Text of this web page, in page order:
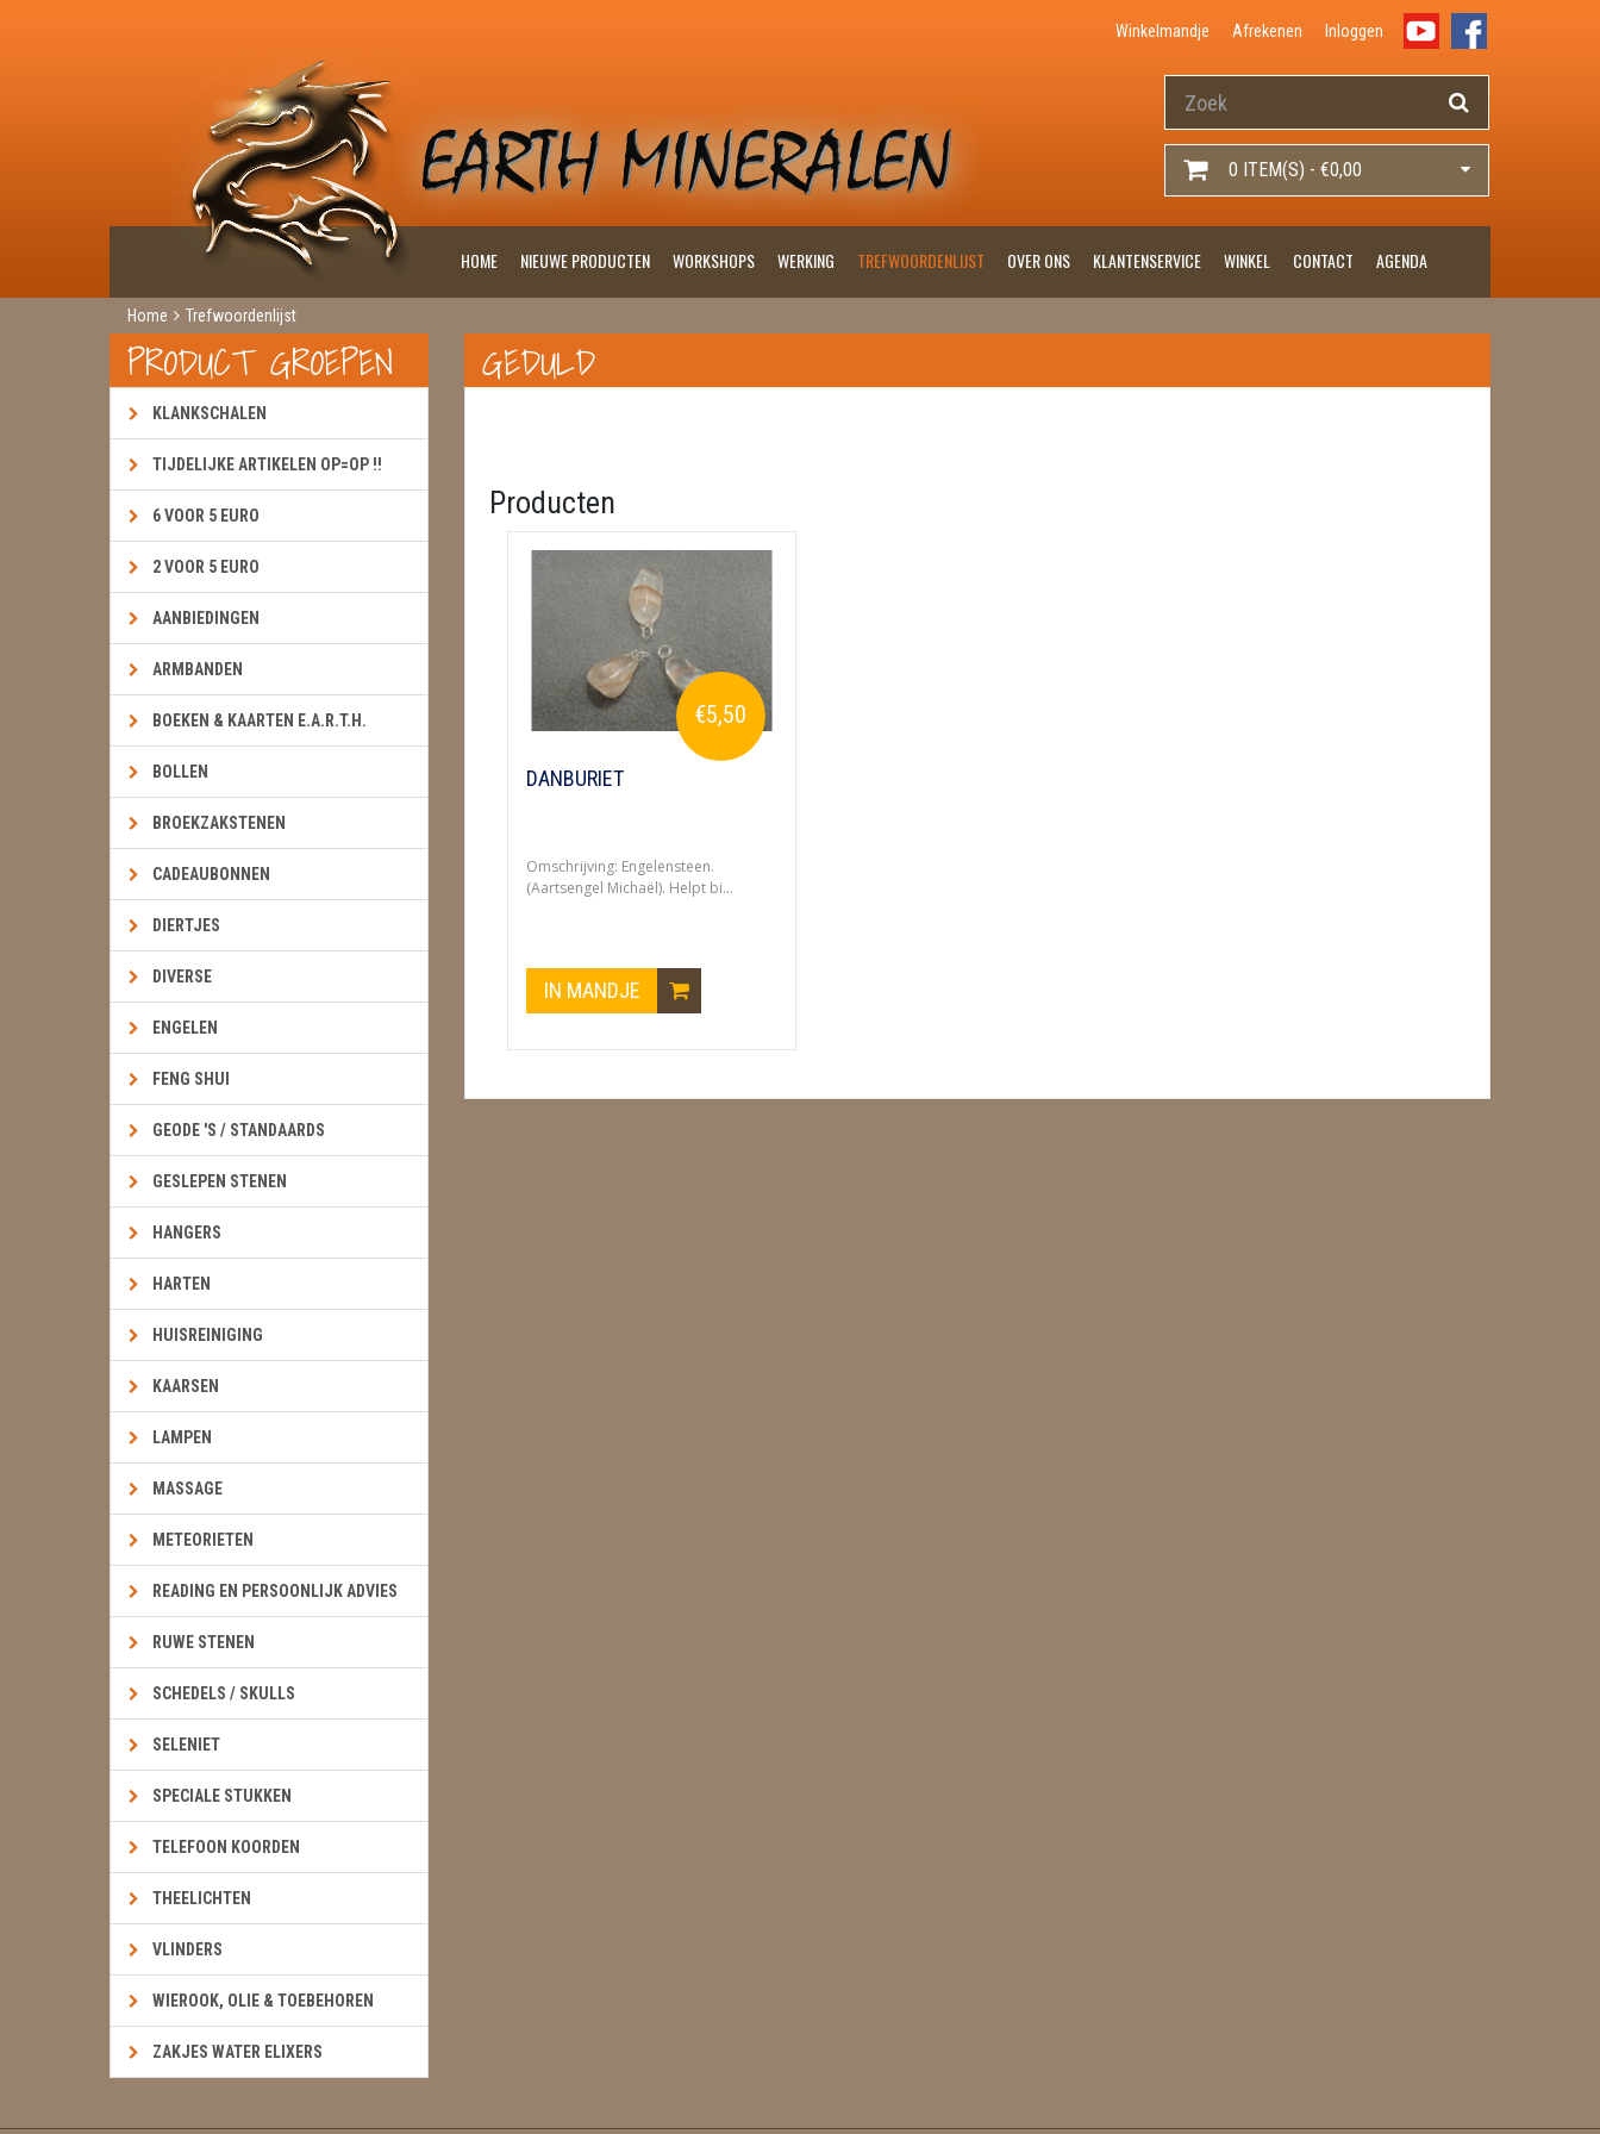
Winkelmandje Afrekenen Inloggen
0 ITEM(S) - €0,00
HOME NIEUWE PRODUCTEN WORKSHOPS WERKING TREFWOORDENLIJST OVER ONS KLANTENSERVICE WINKEL CONTACT AGENDA
Home Trefwoordenlijst
PRODUCT GROEPEN
KLANKSCHALEN
TIJDELIJKE ARTIKELEN OP=OP !!
6 VOOR 5 EURO
2 VOOR 5 EURO
AANBIEDINGEN
ARMBANDEN
BOEKEN & KAARTEN E.A.R.T.H.
BOLLEN
BROEKZAKSTENEN
CADEAUBONNEN
DIERTJES
DIVERSE
ENGELEN
FENG SHUI
GEODE 'S / STANDAARDS
GESLEPEN STENEN
HANGERS
HARTEN
HUISREINIGING
KAARSEN
LAMPEN
MASSAGE
METEORIETEN
READING EN PERSOONLIJK ADVIES
RUWE STENEN
SCHEDELS / SKULLS
SELENIET
SPECIALE STUKKEN
TELEFOON KOORDEN
THEELICHTEN
VLINDERS
WIEROOK, OLIE & TOEBEHOREN
ZAKJES WATER ELIXERS
GEDULD
Producten
€5,50
DANBURIET
Omschrijving: Engelensteen.
(Aartsengel Michaël). Helpt bi...
IN MANDJE